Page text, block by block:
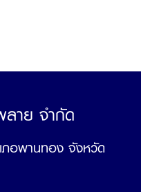
าย จำกัด
ภอพานทอง จังหวัด